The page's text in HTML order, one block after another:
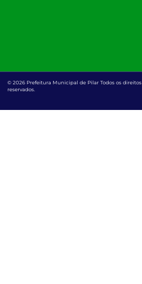
© 2026 Prefeitura Municipal de Pilar Todos os direitos
reservados.